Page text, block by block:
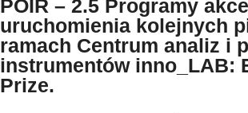
POIR – 2.5 Programy
uruchomienia kolejnych
ramach Centrum analiz i
instrumentów inno_LAB:
Prize.